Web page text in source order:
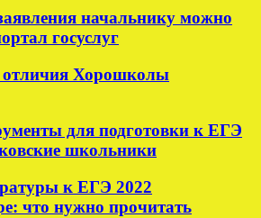
начальнику можно
госуслуг
отличия Хорошколы
для подготовки к ЕГЭ
школьники
к ЕГЭ 2022
что нужно прочитать